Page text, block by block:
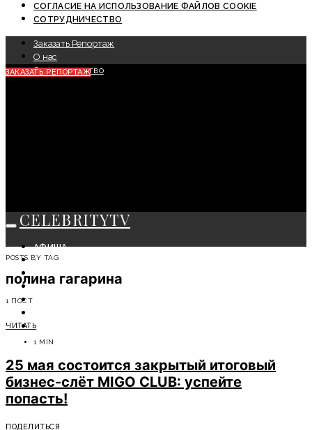
СОГЛАСИЕ НА ИСПОЛЬЗОВАНИЕ ФАЙЛОВ COOKIE
СОТРУДНИЧЕСТВО
Заказать Репортаж
О нас
Сотрудничество
ЗАКАЗАТЬ РЕПОРТАЖ
CELEBRITYTV
АФИША
СОБЫТИЯ
КРАСОТА
МОДА
СОВЕТЫ ЭКСПЕРТОВ
POSTS BY TAG
полина гагарина
1 ПОСТ
ЧИТАТЬ
1 MIN
25 мая состоится закрытый итоговый
бизнес-слёт MIGO CLUB: успейте
попасть!
ПОДЕЛИТЬСЯ